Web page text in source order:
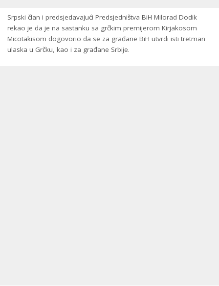
Srpski član i predsjedavajući Predsjedništva BiH Milorad Dodik
rekao je da je na sastanku sa grčkim premijerom Kirjakosom
Micotakisom dogovorio da se za građane BiH utvrdi isti tretman
ulaska u Grčku, kao i za građane Srbije.